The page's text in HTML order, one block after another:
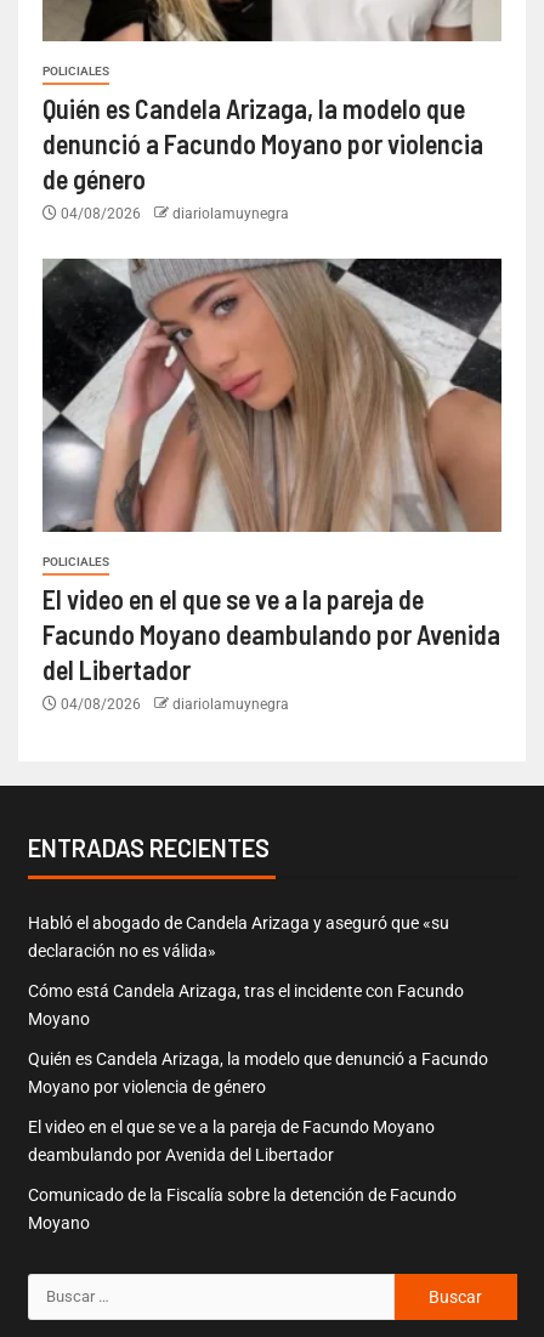
POLICIALES
Quién es Candela Arizaga, la modelo que
denunció a Facundo Moyano por violencia
de género
04/08/2026 diariolamuynegra
POLICIALES
El video en el que se ve a la pareja de
Facundo Moyano deambulando por Avenida
del Libertador
04/08/2026 diariolamuynegra
ENTRADAS RECIENTES
Habló el abogado de Candela Arizaga y aseguró que «su
declaración no es válida»
Cómo está Candela Arizaga, tras el incidente con Facundo
Moyano
Quién es Candela Arizaga, la modelo que denunció a Facundo
Moyano por violencia de género
El video en el que se ve a la pareja de Facundo Moyano
deambulando por Avenida del Libertador
Comunicado de la Fiscalía sobre la detención de Facundo
Moyano